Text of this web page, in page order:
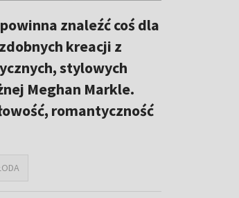
znaleźć coś dla
kreacji z
stylowych
Meghan Markle.
romantyczność